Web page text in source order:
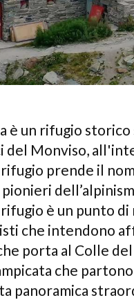
è un rifugio
del Monviso,
prende il
è un punto
che intendono
porta al Colle del
che
panoramica